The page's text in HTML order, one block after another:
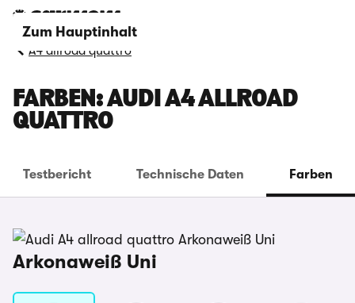
Zum Hauptinhalt
A4 allroad quattro
FARBEN: AUDI A4 ALLROAD
QUATTRO
Testbericht Technische Daten Farben
Arkonaweiß Uni